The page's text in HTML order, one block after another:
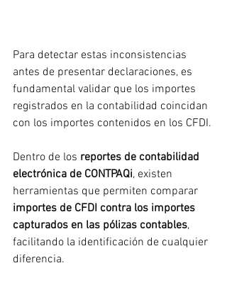
Para detectar estas inconsistencias
antes de presentar declaraciones, es
fundamental validar que los importes
registrados en la contabilidad coincidan
con los importes contenidos en los CFDI.
Dentro de los reportes de contabilidad
electrónica de CONTPAQi, existen
herramientas que permiten comparar
importes de CFDI contra los importes
capturados en las pólizas contables,
facilitando la identificación de cualquier
diferencia.